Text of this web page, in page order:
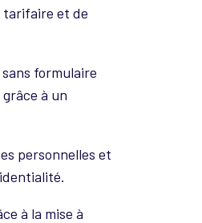
tarifaire et de
formulaire
à un
personnelles et
à la mise à